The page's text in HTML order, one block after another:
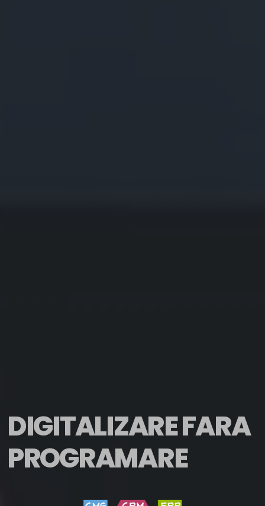
DIGITALIZARE FARA
PROGRAMARE